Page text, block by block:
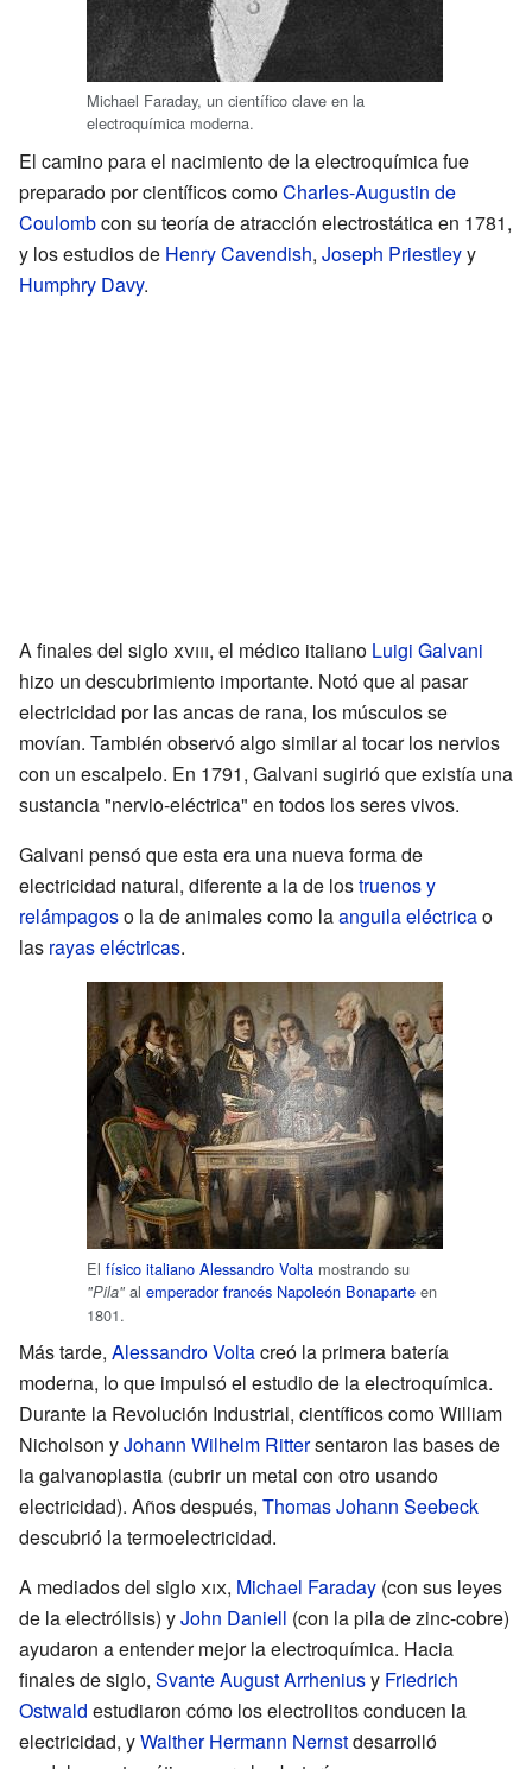
Michael Faraday, un científico clave en la
electroquímica moderna.
El camino para el nacimiento de la electroquímica fue
preparado por científicos comoCharles-Augustin de
Coulombcon su teoría de atracción electrostática en 1781,
y los estudios de Henry Cavendish, Joseph Priestleyy
Humphry Davy.
A finales del sigloxviii, el médico italiano Luigi Galvani
hizo un descubrimiento importante. Notó que al pasar
electricidad por las ancas de rana, los músculos se
movían. También observó algo similar al tocar los nervios
con un escalpelo. En 1791, Galvani sugirió que existía una
sustancia "nervio-eléctrica" en todos los seres vivos.
Galvani pensó que esta era una nueva forma de
electricidad natural, diferente a la de lostruenos y
relámpagoso la de animales como laanguila eléctricao
las rayas eléctricas.
El físico italiano Alessandro Volta mostrando su
"Pila" al emperador francés Napoleón Bonaparte en
1801.
Más tarde, Alessandro Voltacreó la primera batería
moderna, lo que impulsó el estudio de la electroquímica.
Durante la Revolución Industrial, científicos como William
Nicholson yJohann Wilhelm Rittersentaron las bases de
la galvanoplastia (cubrir un metal con otro usando
electricidad). Años después, Thomas Johann Seebeck
descubrió la termoelectricidad.
A mediados del sigloxix, Michael Faraday (con sus leyes
de la electrólisis) yJohn Daniell (con la pila de zinc-cobre)
ayudaron a entender mejor la electroquímica. Hacia
finales de siglo, Svante August Arrheniusy Friedrich
Ostwald estudiaron cómo los electrolitos conducen la
electricidad, yWalther Hermann Nernstdesarrolló